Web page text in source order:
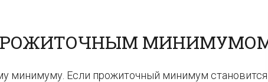
минимуму. Если прожиточный минимум